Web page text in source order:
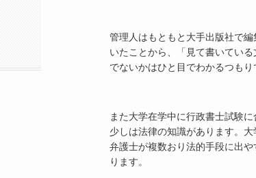
管理人はもともと大手出版社で編
いたことから、「見て書いている
でないかはひと目でわかるつもり
また大学在学中に行政書士試験に
少しは法律の知識があります。大
弁護士が複数おり法的手段に出や
ります。